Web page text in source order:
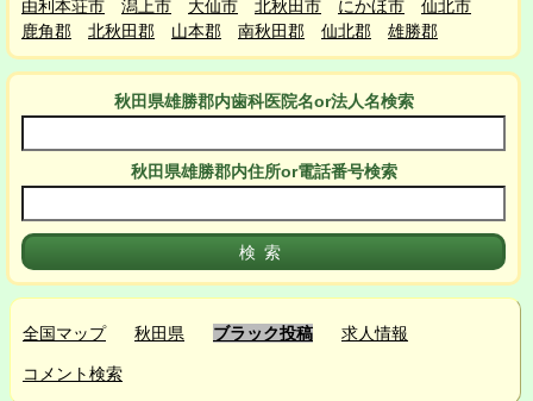
由利本荘市
潟上市 大仙市 北秋田市 にかほ市
仙北市
鹿角郡
北秋田郡 山本郡 南秋田郡 仙北郡 雄勝郡
秋田県雄勝郡内歯科医院名or法人名検索
秋田県雄勝郡内住所or電話番号検索
全国マップ 秋田県 ブラック投稿 求人情報
コメント検索